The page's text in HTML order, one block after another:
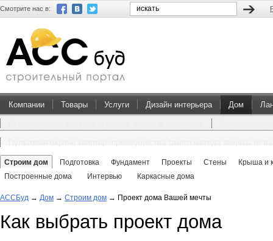
Смотрите нас в:
Компании Товары Услуги Дизайн интерьера Дом
Строим дом Подготовка Фундамент Проекты Стены
Крыша и
Построенные дома
Интервью Каркасные дома
АССБуд → Дом → Строим дом → Проект дома Вашей мечты
Как выбрать проект дома